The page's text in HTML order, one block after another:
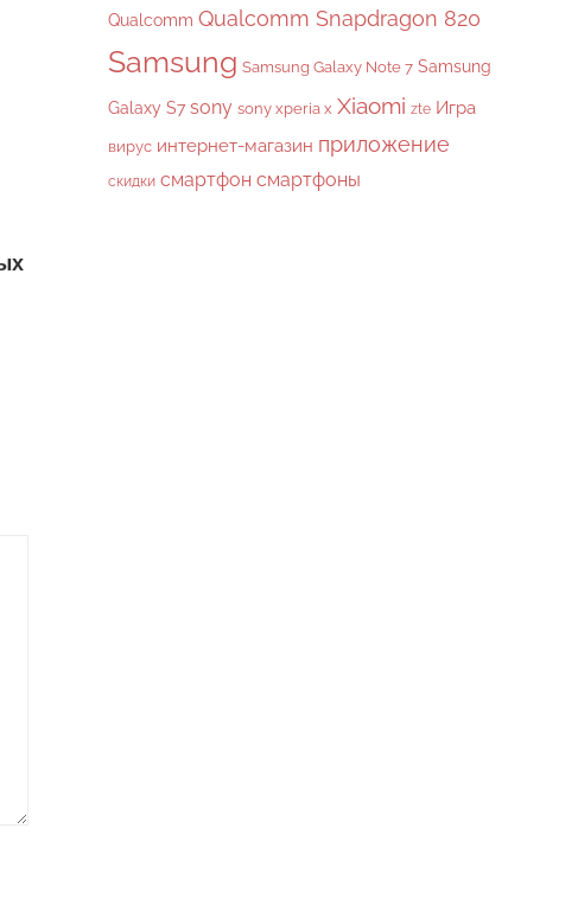
Qualcomm Qualcomm Snapdragon 820
Samsung Samsung Galaxy Note 7 Samsung
Galaxy S7 sony sony xperia x Xiaomi zte Игра
вирус интернет-магазин приложение
скидки смартфон смартфоны